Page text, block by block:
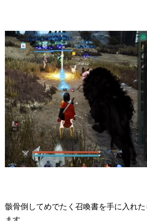
骸骨倒してめでたく召喚書を手に入れ